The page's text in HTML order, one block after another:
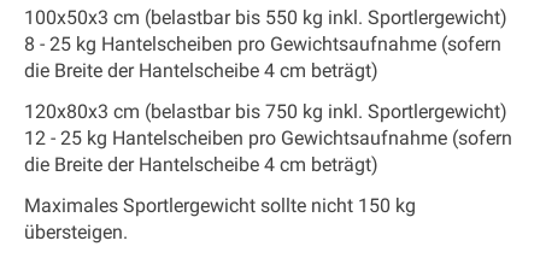
100x50x3 cm (belastbar bis 550 kg inkl. Sportlergewicht)
8 - 25 kg Hantelscheiben pro Gewichtsaufnahme (sofern
die Breite der Hantelscheibe 4 cm beträgt)
120x80x3 cm (belastbar bis 750 kg inkl. Sportlergewicht)
12 - 25 kg Hantelscheiben pro Gewichtsaufnahme (sofern
die Breite der Hantelscheibe 4 cm beträgt)
Maximales Sportlergewicht sollte nicht 150 kg
übersteigen.